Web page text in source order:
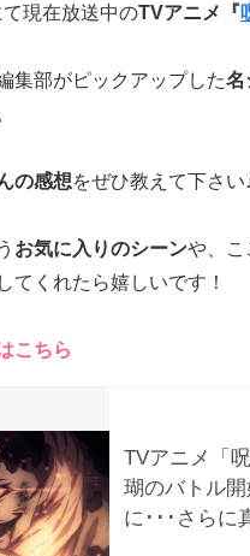
現在放送中のTVアニメ『
集部がピックアップした名
の感想をぜひ教えて下さい
お気に入りのシーンや、こ
てくれたら嬉しいです！
こちら